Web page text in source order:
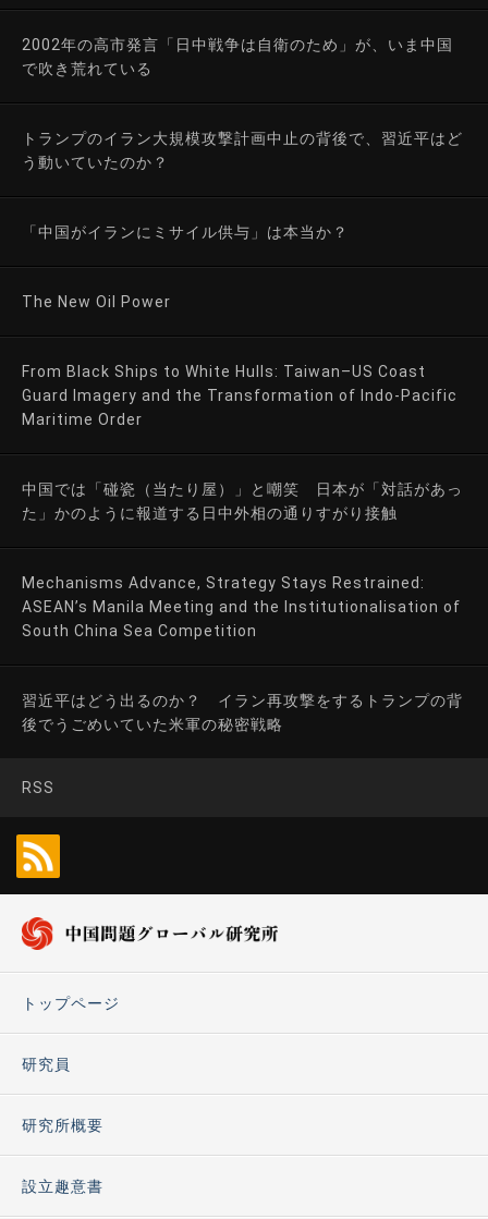
2002年の高市発言「日中戦争は自衛のため」が、いま中国
で吹き荒れている
トランプのイラン大規模攻撃計画中止の背後で、習近平はど
う動いていたのか？
「中国がイランにミサイル供与」は本当か？
The New Oil Power
From Black Ships to White Hulls: Taiwan–US Coast
Guard Imagery and the Transformation of Indo-Pacific
Maritime Order
中国では「碰瓷（当たり屋）」と嘲笑 日本が「対話があっ
た」かのように報道する日中外相の通りすがり接触
Mechanisms Advance, Strategy Stays Restrained:
ASEAN’s Manila Meeting and the Institutionalisation of
South China Sea Competition
習近平はどう出るのか？ イラン再攻撃をするトランプの背
後でうごめいていた米軍の秘密戦略
RSS
トップページ
研究員
研究所概要
設立趣意書